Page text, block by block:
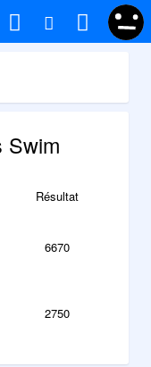
Swim
Résultat
6670
2750